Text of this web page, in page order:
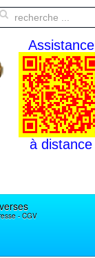
Assistance
à distance
- CGV